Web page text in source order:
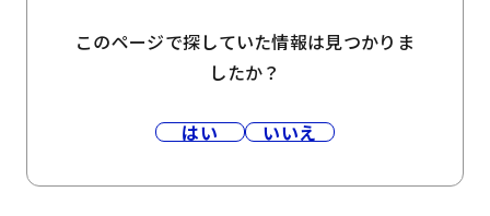
このページで探していた情報は見つかりま
したか？
はい いいえ